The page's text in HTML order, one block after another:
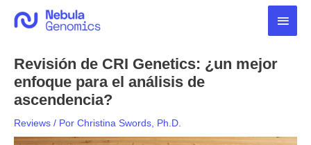
Revisión de CRI Genetics: ¿un mejor
enfoque para el análisis de
ascendencia?
Reviews / Por Christina Swords, Ph.D.